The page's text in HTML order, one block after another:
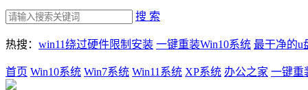
搜 索
热搜： win11绕过硬件限制安装 一键重装Win10系统 最干净的u
首页 Win10系统 Win7系统 Win11系统 XP系统 办公之家 一键重